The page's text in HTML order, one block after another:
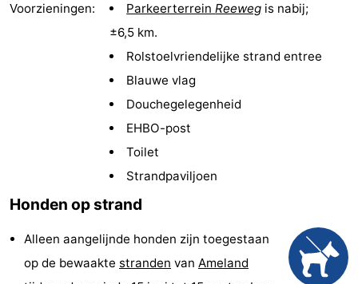
Appartementen
Boomhiemke
Voorzieningen:
ParkeerterreinReeweg is nabij;
±6,5 km.
Rolstoelvriendelijke strand entree
Blauwe vlag
Douchegelegenheid
EHBO-post
Toilet
Strandpaviljoen
Honden op strand
Alleen aangelijnde honden zijn toegestaan
op de bewaakte stranden van Ameland